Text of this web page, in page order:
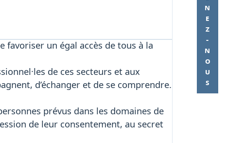
un égal accès de tous à la
de ces secteurs et aux
d’échanger et de se comprendre.
prévus dans les domaines de
de leur consentement, au secret